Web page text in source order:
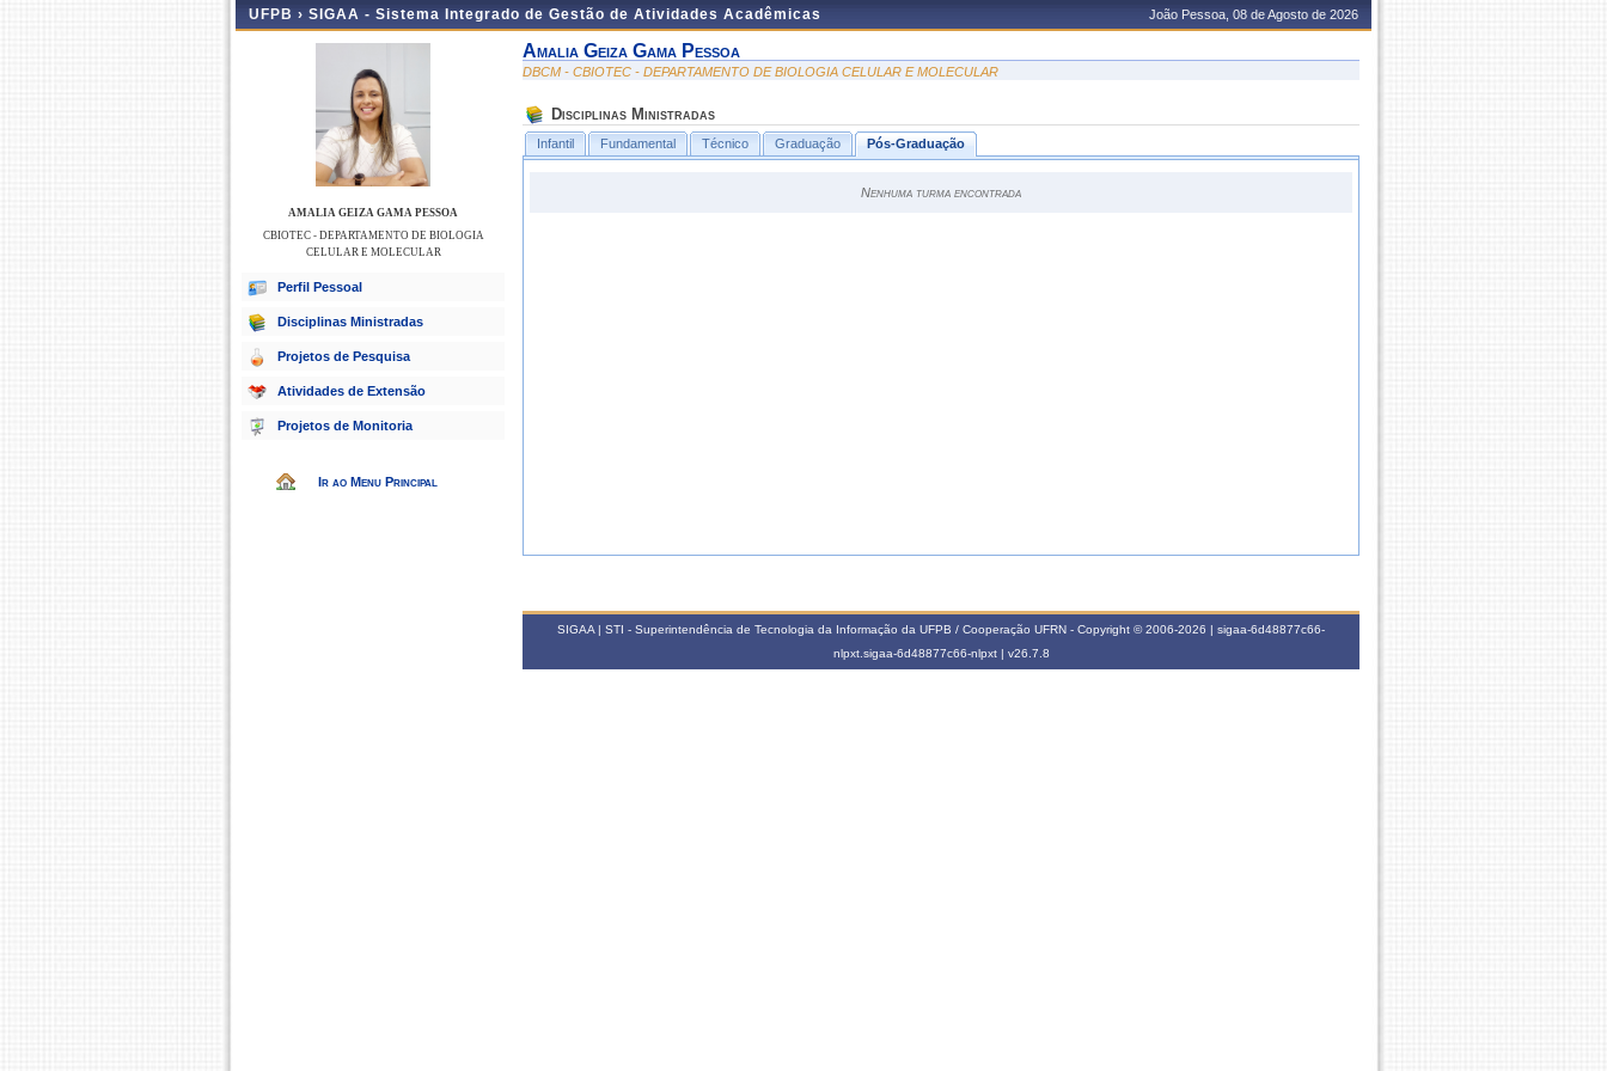
UFPB › SIGAA - Sistema Integrado de Gestão de Atividades Acadêmicas João Pessoa, 08 de Agosto de 2026
AMALIA GEIZA GAMA PESSOA
CBIOTEC - DEPARTAMENTO DE BIOLOGIA
CELULAR E MOLECULAR
Perfil Pessoal
Disciplinas Ministradas
Projetos de Pesquisa
Atividades de Extensão
Projetos de Monitoria
Ir ao Menu Principal
Amalia Geiza Gama Pessoa
DBCM - CBIOTEC - DEPARTAMENTO DE BIOLOGIA CELULAR E MOLECULAR
Disciplinas Ministradas
Infantil Fundamental Técnico Graduação Pós-Graduação
Nenhuma turma encontrada
SIGAA | STI - Superintendência de Tecnologia da Informação da UFPB / Cooperação UFRN - Copyright © 2006-2026 | sigaa-6d48877c66-
nlpxt.sigaa-6d48877c66-nlpxt | v26.7.8